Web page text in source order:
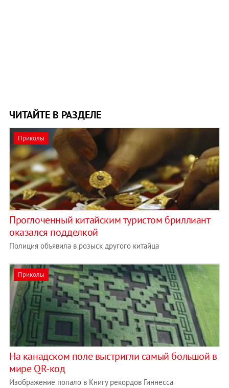
ЧИТАЙТЕ В РАЗДЕЛЕ
Приколы
Проглоченный китайским туристом бриллиант
оказался подделкой
Полиция объявила в розыск другого китайца
Приколы
На канадском поле выстригли самый большой в
мире QR-код
Изображение попало в Книгу рекордов Гиннесса